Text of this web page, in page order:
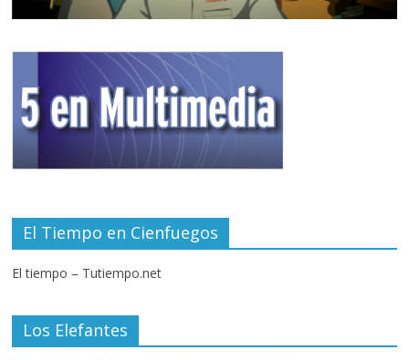
El Tiempo en Cienfuegos
El tiempo – Tutiempo.net
Los Elefantes